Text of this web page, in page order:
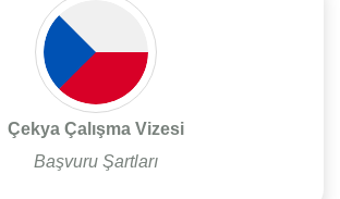
Çekya Çalışma Vizesi
Başvuru Şartları